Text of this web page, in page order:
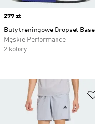
Price
279 zł
Buty treningowe Dropset Base
Męskie Performance
2 kolory